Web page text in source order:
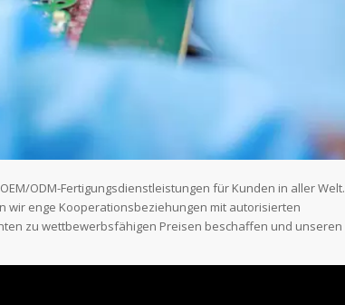
ODM-Fertigungsdienstleistungen für Kunden in aller Welt.
wir enge Kooperationsbeziehungen mit autorisierten
zu wettbewerbsfähigen Preisen beschaffen und unseren